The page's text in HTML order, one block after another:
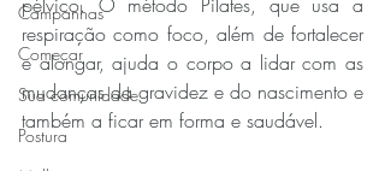
Campanhas
Começar
Sua comunidade
Postura
respiração como foco, além de fortalecer
e alongar, ajuda o corpo a lidar com as
mudanças da gravidez e do nascimento e
também a ficar em forma e saudável.